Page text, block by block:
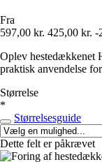
Fra
597,00 kr. 425,00 kr. -
Oplev hestedækkenet
praktisk anvendelse
Størrelse
*
Størrelsesguide
Dette felt er påkrævet